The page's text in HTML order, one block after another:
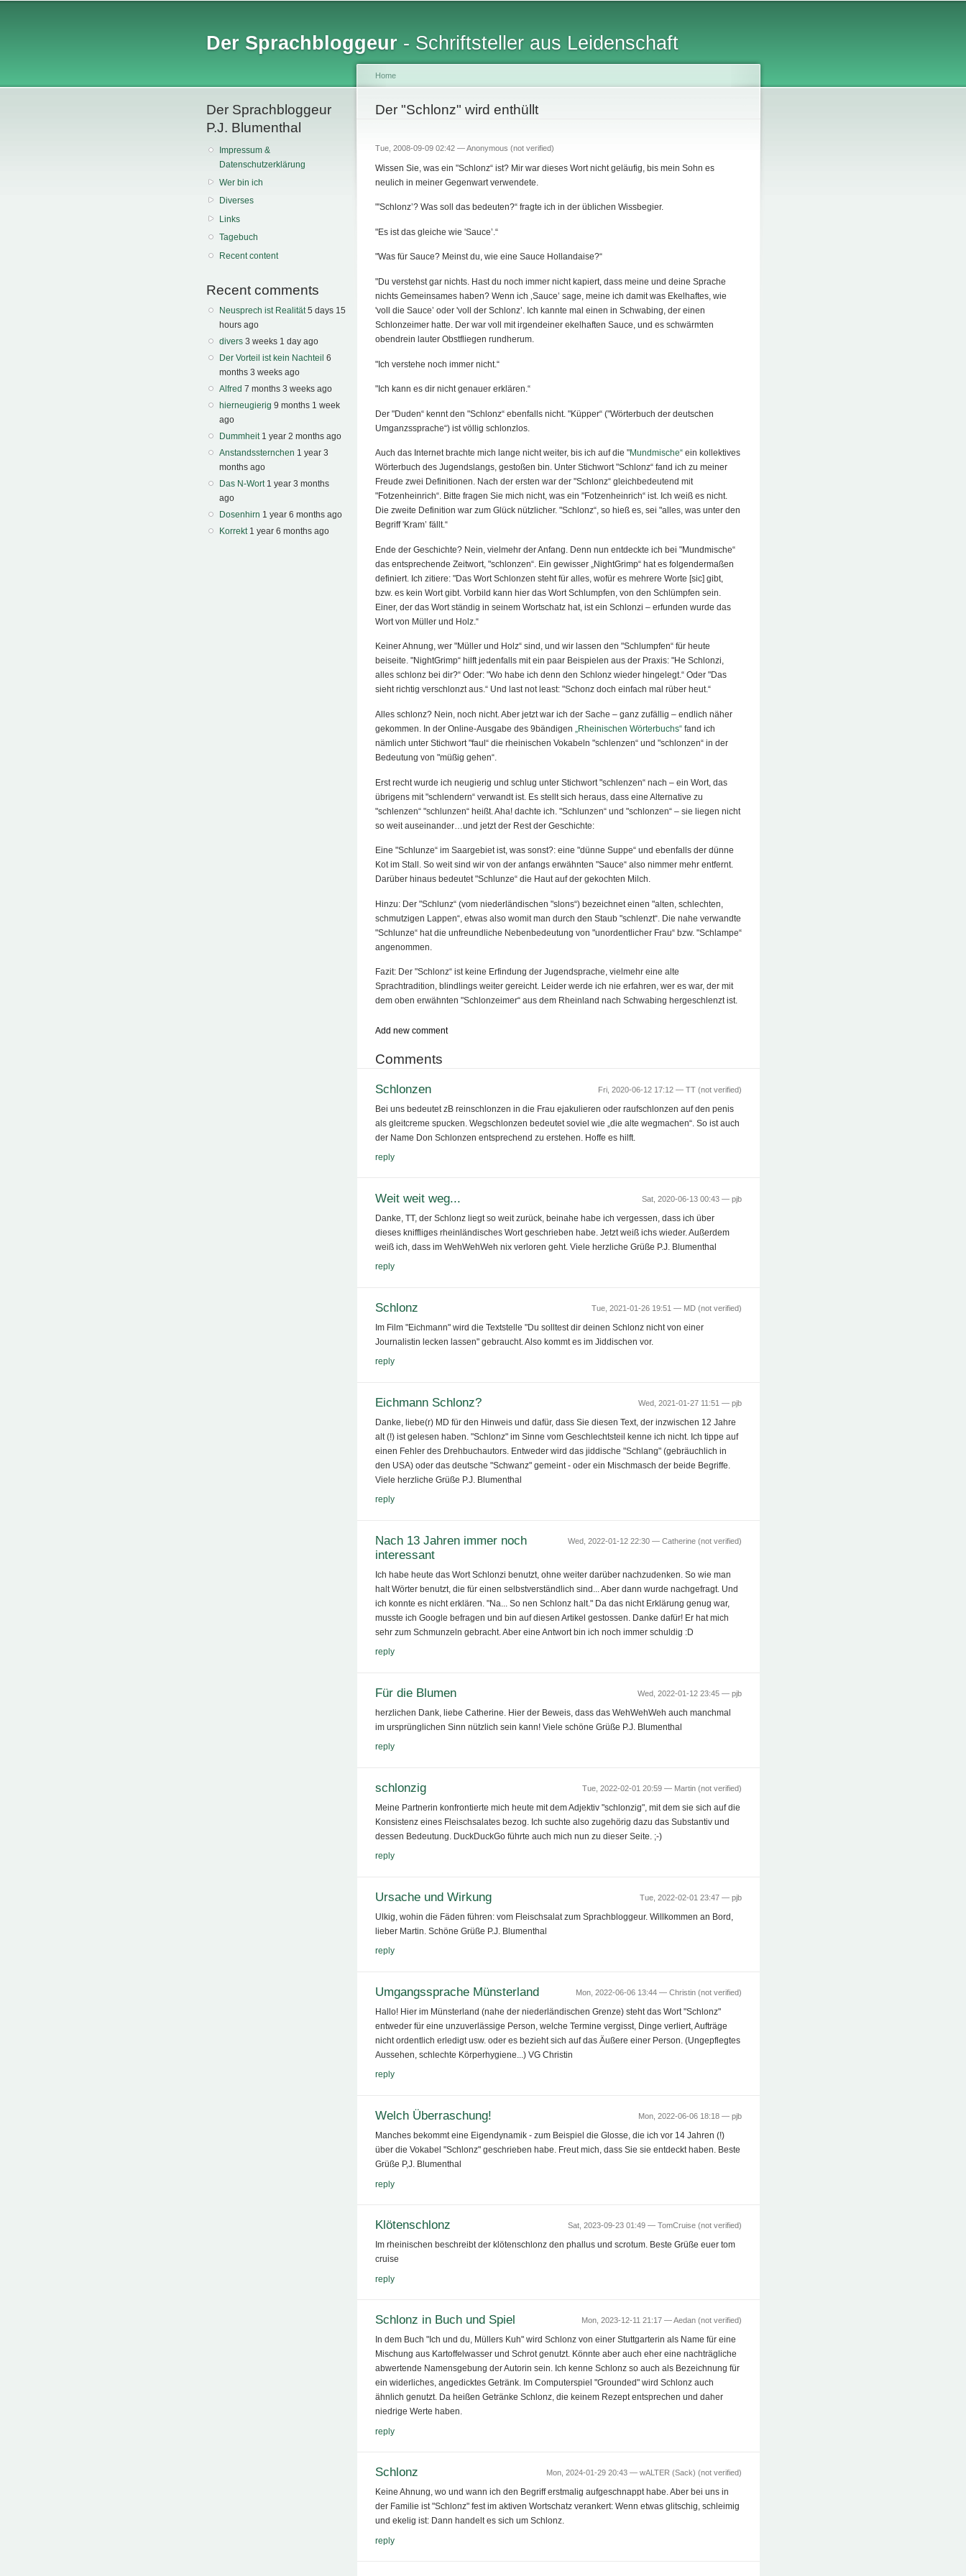
content
Der Sprachbloggeur - Schriftsteller aus Leidenschaft
Der Sprachbloggeur
P.J. Blumenthal
Impressum &
Datenschutzerklärung
Wer bin ich
Diverses
Links
Tagebuch
Recent content
Recent comments
Neusprech ist Realität 5 days 15
hours ago
divers 3 weeks 1 day ago
Der Vorteil ist kein Nachteil 6
months 3 weeks ago
Alfred 7 months 3 weeks ago
hierneugierig 9 months 1 week
ago
Dummheit 1 year 2 months ago
Anstandssternchen 1 year 3
months ago
Das N-Wort 1 year 3 months
ago
Dosenhirn 1 year 6 months ago
Korrekt 1 year 6 months ago
You are here
Home
Der "Schlonz" wird enthüllt
Tue, 2008-09-09 02:42 —Anonymous (not verified)
Wissen Sie, was ein "Schlonz“ ist? Mir war dieses Wort nicht geläufig, bis mein Sohn es
neulich in meiner Gegenwart verwendete.
"'Schlonz’? Was soll das bedeuten?“ fragte ich in der üblichen Wissbegier.
"Es ist das gleiche wie 'Sauce’.“
"Was für Sauce? Meinst du, wie eine Sauce Hollandaise?“
"Du verstehst gar nichts. Hast du noch immer nicht kapiert, dass meine und deine Sprache
nichts Gemeinsames haben? Wenn ich ‚Sauce’ sage, meine ich damit was Ekelhaftes, wie
'voll die Sauce’ oder 'voll der Schlonz’. Ich kannte mal einen in Schwabing, der einen
Schlonzeimer hatte. Der war voll mit irgendeiner ekelhaften Sauce, und es schwärmten
obendrein lauter Obstfliegen rundherum.
"Ich verstehe noch immer nicht.“
"Ich kann es dir nicht genauer erklären.“
Der "Duden“ kennt den "Schlonz“ ebenfalls nicht. "Küpper“ ("Wörterbuch der deutschen
Umganzssprache“) ist völlig schlonzlos.
Auch das Internet brachte mich lange nicht weiter, bis ich auf die "Mundmische“ ein kollektives
Wörterbuch des Jugendslangs, gestoßen bin. Unter Stichwort "Schlonz“ fand ich zu meiner
Freude zwei Definitionen. Nach der ersten war der "Schlonz“ gleichbedeutend mit
"Fotzenheinrich“. Bitte fragen Sie mich nicht, was ein "Fotzenheinrich“ ist. Ich weiß es nicht.
Die zweite Definition war zum Glück nützlicher. "Schlonz“, so hieß es, sei "alles, was unter den
Begriff 'Kram’ fällt.“
Ende der Geschichte? Nein, vielmehr der Anfang. Denn nun entdeckte ich bei "Mundmische“
das entsprechende Zeitwort, "schlonzen“. Ein gewisser „NightGrimp“ hat es folgendermaßen
definiert. Ich zitiere: "Das Wort Schlonzen steht für alles, wofür es mehrere Worte [sic] gibt,
bzw. es kein Wort gibt. Vorbild kann hier das Wort Schlumpfen, von den Schlümpfen sein.
Einer, der das Wort ständig in seinem Wortschatz hat, ist ein Schlonzi – erfunden wurde das
Wort von Müller und Holz.“
Keiner Ahnung, wer "Müller und Holz“ sind, und wir lassen den "Schlumpfen“ für heute
beiseite. "NightGrimp“ hilft jedenfalls mit ein paar Beispielen aus der Praxis: "He Schlonzi,
alles schlonz bei dir?“ Oder: "Wo habe ich denn den Schlonz wieder hingelegt.“ Oder "Das
sieht richtig verschlonzt aus.“ Und last not least: "Schonz doch einfach mal rüber heut.“
Alles schlonz? Nein, noch nicht. Aber jetzt war ich der Sache – ganz zufällig – endlich näher
gekommen. In der Online-Ausgabe des 9bändigen „Rheinischen Wörterbuchs“ fand ich
nämlich unter Stichwort "faul“ die rheinischen Vokabeln "schlenzen“ und "schlonzen“ in der
Bedeutung von "müßig gehen“.
Erst recht wurde ich neugierig und schlug unter Stichwort "schlenzen“ nach – ein Wort, das
übrigens mit "schlendern“ verwandt ist. Es stellt sich heraus, dass eine Alternative zu
"schlenzen“ "schlunzen“ heißt. Aha! dachte ich. "Schlunzen“ und "schlonzen“ – sie liegen nicht
so weit auseinander…und jetzt der Rest der Geschichte:
Eine "Schlunze“ im Saargebiet ist, was sonst?: eine "dünne Suppe“ und ebenfalls der dünne
Kot im Stall. So weit sind wir von der anfangs erwähnten "Sauce“ also nimmer mehr entfernt.
Darüber hinaus bedeutet "Schlunze“ die Haut auf der gekochten Milch.
Hinzu: Der "Schlunz“ (vom niederländischen "slons“) bezeichnet einen "alten, schlechten,
schmutzigen Lappen“, etwas also womit man durch den Staub "schlenzt“. Die nahe verwandte
"Schlunze“ hat die unfreundliche Nebenbedeutung von "unordentlicher Frau“ bzw. "Schlampe“
angenommen.
Fazit: Der "Schlonz“ ist keine Erfindung der Jugendsprache, vielmehr eine alte
Sprachtradition, blindlings weiter gereicht. Leider werde ich nie erfahren, wer es war, der mit
dem oben erwähnten "Schlonzeimer“ aus dem Rheinland nach Schwabing hergeschlenzt ist.
Add new comment
Comments
Fri, 2020-06-12 17:12 — TT (not verified)
Schlonzen
Bei uns bedeutet zB reinschlonzen in die Frau ejakulieren oder raufschlonzen auf den penis
als gleitcreme spucken. Wegschlonzen bedeutet soviel wie „die alte wegmachen“. So ist auch
der Name Don Schlonzen entsprechend zu erstehen. Hoffe es hilft.
reply
Sat, 2020-06-13 00:43 — pjb
Weit weit weg...
Danke, TT, der Schlonz liegt so weit zurück, beinahe habe ich vergessen, dass ich über
dieses kniffliges rheinländisches Wort geschrieben habe. Jetzt weiß ichs wieder. Außerdem
weiß ich, dass im WehWehWeh nix verloren geht. Viele herzliche Grüße P.J. Blumenthal
reply
Tue, 2021-01-26 19:51 — MD (not verified)
Schlonz
Im Film "Eichmann" wird die Textstelle "Du solltest dir deinen Schlonz nicht von einer
Journalistin lecken lassen" gebraucht. Also kommt es im Jiddischen vor.
reply
Wed, 2021-01-27 11:51 — pjb
Eichmann Schlonz?
Danke, liebe(r) MD für den Hinweis und dafür, dass Sie diesen Text, der inzwischen 12 Jahre
alt (!) ist gelesen haben. "Schlonz" im Sinne vom Geschlechtsteil kenne ich nicht. Ich tippe auf
einen Fehler des Drehbuchautors. Entweder wird das jiddische "Schlang" (gebräuchlich in
den USA) oder das deutsche "Schwanz" gemeint - oder ein Mischmasch der beide Begriffe.
Viele herzliche Grüße P.J. Blumenthal
reply
Wed, 2022-01-12 22:30 — Catherine (not verified)
Nach 13 Jahren immer noch
interessant
Ich habe heute das Wort Schlonzi benutzt, ohne weiter darüber nachzudenken. So wie man
halt Wörter benutzt, die für einen selbstverständlich sind... Aber dann wurde nachgefragt. Und
ich konnte es nicht erklären. "Na... So nen Schlonz halt." Da das nicht Erklärung genug war,
musste ich Google befragen und bin auf diesen Artikel gestossen. Danke dafür! Er hat mich
sehr zum Schmunzeln gebracht. Aber eine Antwort bin ich noch immer schuldig :D
reply
Wed, 2022-01-12 23:45 — pjb
Für die Blumen
herzlichen Dank, liebe Catherine. Hier der Beweis, dass das WehWehWeh auch manchmal
im ursprünglichen Sinn nützlich sein kann! Viele schöne Grüße P.J. Blumenthal
reply
Tue, 2022-02-01 20:59 — Martin (not verified)
schlonzig
Meine Partnerin konfrontierte mich heute mit dem Adjektiv "schlonzig", mit dem sie sich auf die
Konsistenz eines Fleischsalates bezog. Ich suchte also zugehörig dazu das Substantiv und
dessen Bedeutung. DuckDuckGo führte auch mich nun zu dieser Seite. ;-)
reply
Tue, 2022-02-01 23:47 — pjb
Ursache und Wirkung
Ulkig, wohin die Fäden führen: vom Fleischsalat zum Sprachbloggeur. Willkommen an Bord,
lieber Martin. Schöne Grüße P.J. Blumenthal
reply
Mon, 2022-06-06 13:44 — Christin (not verified)
Umgangssprache Münsterland
Hallo! Hier im Münsterland (nahe der niederländischen Grenze) steht das Wort "Schlonz"
entweder für eine unzuverlässige Person, welche Termine vergisst, Dinge verliert, Aufträge
nicht ordentlich erledigt usw. oder es bezieht sich auf das Äußere einer Person. (Ungepflegtes
Aussehen, schlechte Körperhygiene...) VG Christin
reply
Mon, 2022-06-06 18:18 — pjb
Welch Überraschung!
Manches bekommt eine Eigendynamik - zum Beispiel die Glosse, die ich vor 14 Jahren (!)
über die Vokabel "Schlonz" geschrieben habe. Freut mich, dass Sie sie entdeckt haben. Beste
Grüße P,J. Blumenthal
reply
Sat, 2023-09-23 01:49 — TomCruise (not verified)
Klötenschlonz
Im rheinischen beschreibt der klötenschlonz den phallus und scrotum. Beste Grüße euer tom
cruise
reply
Mon, 2023-12-11 21:17 —Aedan (not verified)
Schlonz in Buch und Spiel
In dem Buch "Ich und du, Müllers Kuh" wird Schlonz von einer Stuttgarterin als Name für eine
Mischung aus Kartoffelwasser und Schrot genutzt. Könnte aber auch eher eine nachträgliche
abwertende Namensgebung der Autorin sein. Ich kenne Schlonz so auch als Bezeichnung für
ein widerliches, angedicktes Getränk. Im Computerspiel "Grounded" wird Schlonz auch
ähnlich genutzt. Da heißen Getränke Schlonz, die keinem Rezept entsprechen und daher
niedrige Werte haben.
reply
Mon, 2024-01-29 20:43 — wALTER (Sack) (not verified)
Schlonz
Keine Ahnung, wo und wann ich den Begriff erstmalig aufgeschnappt habe. Aber bei uns in
der Familie ist "Schlonz" fest im aktiven Wortschatz verankert: Wenn etwas glitschig, schleimig
und ekelig ist: Dann handelt es sich um Schlonz.
reply